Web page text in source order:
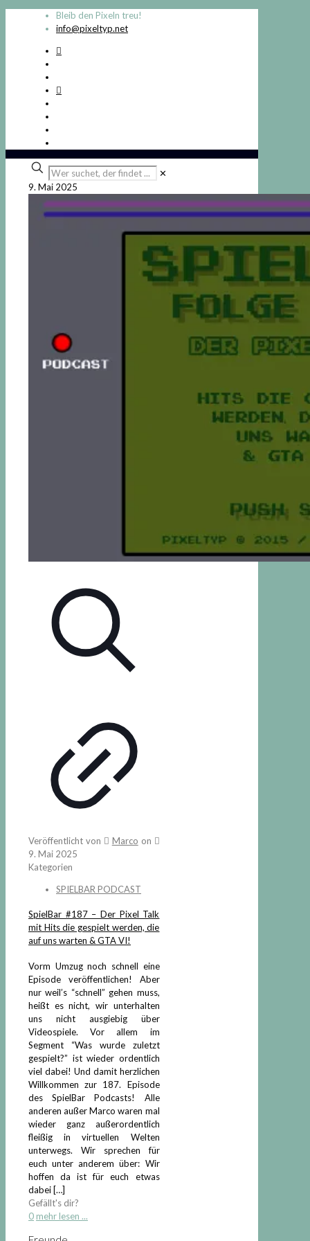
Bleib den Pixeln treu!
info@pixeltyp.net
Wer
suchet,
der
findet
...
✕
9. Mai 2025
Veröffentlicht von Marco on
9. Mai 2025
Kategorien
SPIELBAR PODCAST
SpielBar #187 – Der Pixel Talk
mit Hits die gespielt werden, die
auf uns warten & GTA VI!
Vorm Umzug noch schnell eine
Episode veröffentlichen! Aber
nur weil’s “schnell” gehen muss,
heißt es nicht, wir unterhalten
uns nicht ausgiebig über
Videospiele. Vor allem im
Segment “Was wurde zuletzt
gespielt?” ist wieder ordentlich
viel dabei! Und damit herzlichen
Willkommen zur 187. Episode
des SpielBar Podcasts! Alle
anderen außer Marco waren mal
wieder ganz außerordentlich
fleißig in virtuellen Welten
unterwegs. Wir sprechen für
euch unter anderem über: Wir
hoffen da ist für euch etwas
dabei[…]
Gefällt's dir?
0 mehr lesen ...